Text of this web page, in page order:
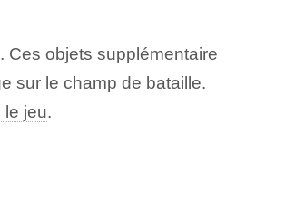
Ces objets supplémentaire
sur le champ de bataille.
le jeu.